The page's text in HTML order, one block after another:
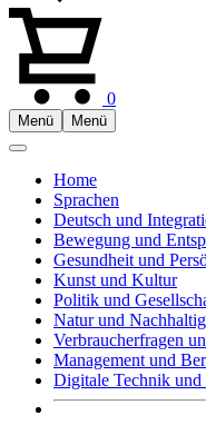
0
Menü Menü
Home
Sprachen
Deutsch und
Bewegung und
Gesundheit und
Kunst und Kultur
Politik und
Natur und
Verbraucherfragen
Management und
Digitale Technik und